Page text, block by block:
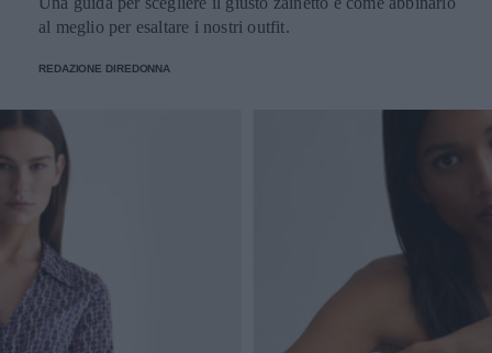
al meglio per esaltare i nostri outfit.
REDAZIONE DIREDONNA